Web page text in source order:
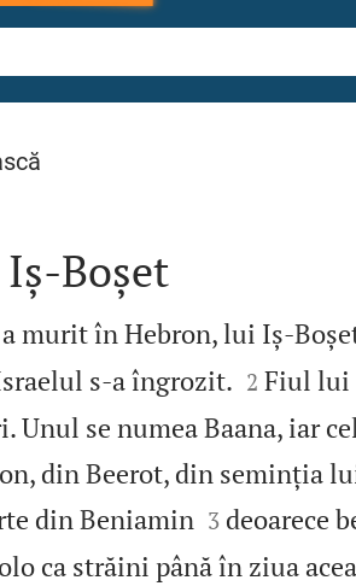
murit în Hebron, lui
s‑a îngrozit.
2 Fiul lui
Unul se numea Baana, iar
din Beerot, din seminția
din Beniamin
3 deoarece
ca străini până în ziua